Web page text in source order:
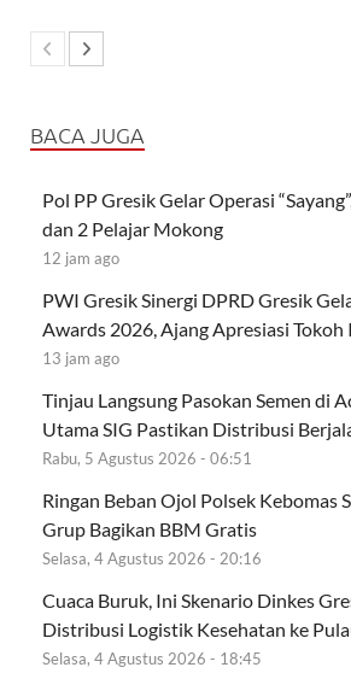
BACA JUGA
Pol PP Gresik Gelar Operasi
dan 2 Pelajar Mokong
12 jam ago
PWI Gresik Sinergi DPRD Gresik
Awards 2026, Ajang Apresiasi
13 jam ago
Tinjau Langsung Pasokan Semen di
Utama SIG Pastikan Distribusi
Rabu, 5 Agustus 2026 - 06:51
Ringan Beban Ojol Polsek Kebomas
Grup Bagikan BBM Gratis
Selasa, 4 Agustus 2026 - 20:16
Cuaca Buruk, Ini Skenario Dinkes
Distribusi Logistik Kesehatan ke
Selasa, 4 Agustus 2026 - 18:45